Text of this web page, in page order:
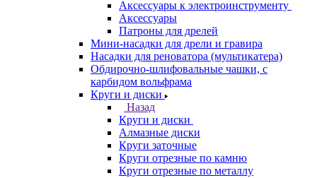
Аксессуары к электроинструменту
Аксессуары
Патроны для дрелей
Мини-насадки для дрели и гравира
Насадки для реноватора (мультикатера)
Обдирочно-шлифовальные чашки, с
карбидом вольфрама
Круги и диски
Назад
Круги и диски
Алмазные диски
Круги заточные
Круги отрезные по камню
Круги отрезные по металлу